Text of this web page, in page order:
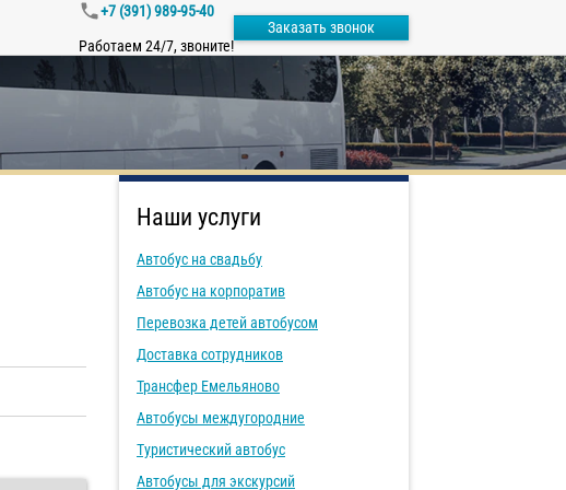
+7 (391) 989-95-40
Работаем 24/7, звоните!
Заказать звонок
Наши услуги
Автобус на свадьбу
Автобус на корпоратив
Перевозка детей автобусом
Доставка сотрудников
Трансфер Емельяново
Автобусы междугородние
Туристический автобус
Автобусы для экскурсий